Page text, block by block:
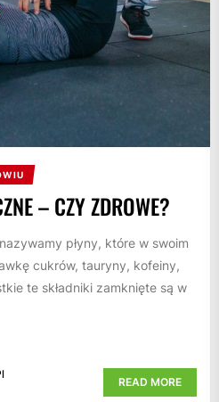
– CZY ZDROWE?
płyny, które w swoim
cukrów, tauryny, kofeiny,
te składniki zamknięte są w
READ MORE